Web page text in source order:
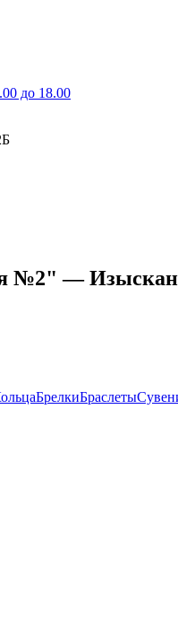
до 18.00
№2" —
БрелкиБраслеты